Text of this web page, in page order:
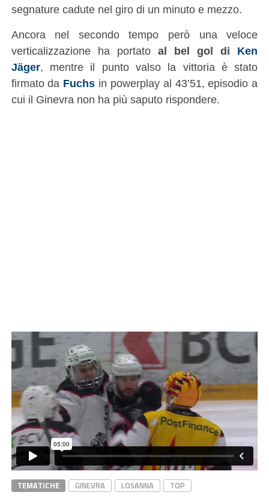
segnature cadute nel giro di un minuto e mezzo.
Ancora nel secondo tempo però una veloce
verticalizzazione ha portato al bel gol di Ken
Jäger, mentre il punto valso la vittoria è stato
firmato da Fuchs in powerplay al 43’51, episodio a
cui il Ginevra non ha più saputo rispondere.
TEMATICHE GINEVRA LOSANNA TOP